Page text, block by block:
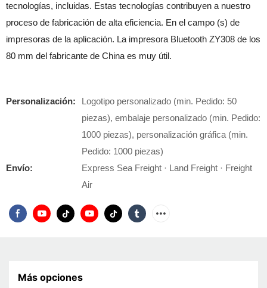
tecnologías, incluidas. Estas tecnologías contribuyen a nuestro
proceso de fabricación de alta eficiencia. En el campo (s) de
impresoras de la aplicación. La impresora Bluetooth ZY308 de los
80 mm del fabricante de China es muy útil.
Personalización:
Logotipo personalizado (min. Pedido: 50
piezas), embalaje personalizado (min. Pedido:
1000 piezas), personalización gráfica (min.
Pedido: 1000 piezas)
Envío:
Express Sea Freight · Land Freight · Freight
Air
Más opciones